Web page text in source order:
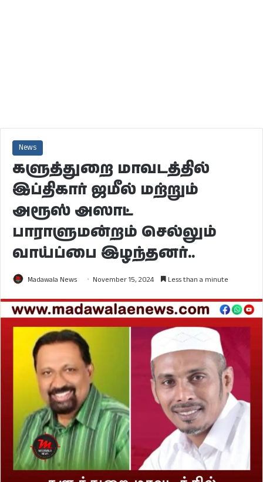
News
களுத்துறை மாவடத்தில்
இப்திகார் ஜமீல் மற்றும்
அரூஸ் அஸாட்
பாராளுமன்றம் செல்லும்
வாய்ப்பை இழந்தனர்..
Madawala News November 15, 2024 Less than a minute